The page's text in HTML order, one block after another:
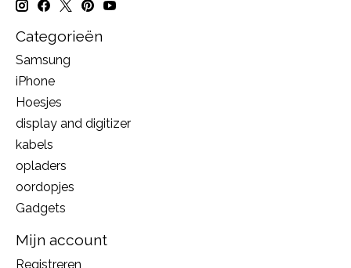
Categorieën
Samsung
iPhone
Hoesjes
display and digitizer
kabels
opladers
oordopjes
Gadgets
Mijn account
Registreren